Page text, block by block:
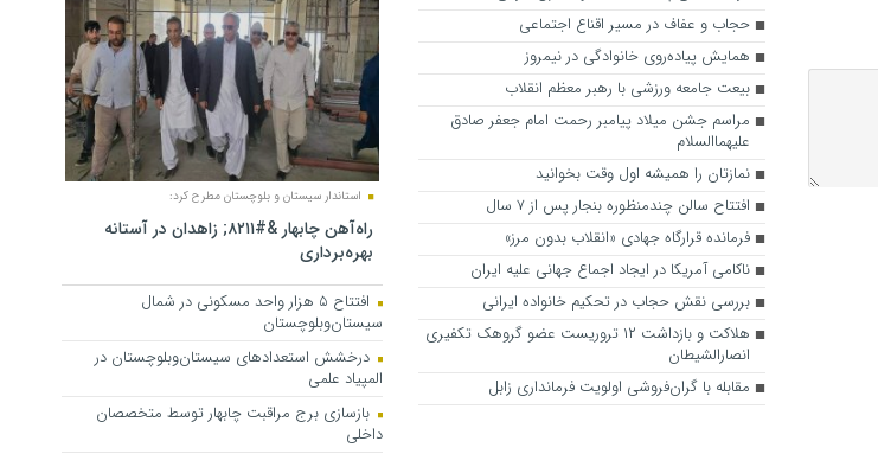
حجاب و عفاف در مسیر اقناع اجتماعی
همایش پیاده‌روی خانوادگی در نیمروز
بیعت جامعه ورزشی با رهبر معظم انقلاب
مراسم جشن میلاد پیامبر رحمت امام جعفر صادق
علیهماالسلام
نمازتان را همیشه اول وقت بخوانید
افتتاح سالن چندمنظوره بنجار پس از ۷ سال
فرمانده قرارگاه جهادی «انقلاب بدون مرز»
ناکامی آمریکا در ایجاد اجماع جهانی علیه ایران
بررسی نقش حجاب در تحکیم خانواده ایرانی
هلاکت و بازداشت ۱۲ تروریست عضو گروهک تکفیری
انصارالشیطان
مقابله با گران‌فروشی اولویت فرمانداری زابل
استاندار سیستان و بلوچستان مطرح کرد:
راه‌آهن چابهار &#۸۲۱۱; زاهدان در آستانه
بهره‌برداری
افتتاح ۵ هزار واحد مسکونی در شمال
سیستان‌وبلوچستان
درخشش استعدادهای سیستان‌وبلوچستان در
المپیاد علمی
بازسازی برج مراقبت چابهار توسط متخصصان
داخلی